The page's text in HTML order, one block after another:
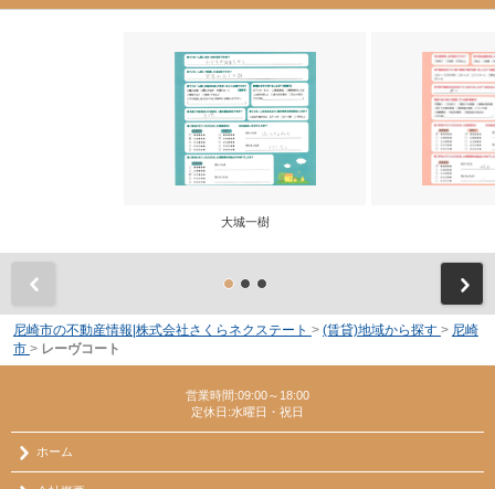
大城一樹
尼崎市の不動産情報|株式会社さくらネクステート > (賃貸)地域から探す > 尼崎
市 > レーヴコート
営業時間:09:00～18:00
定休日:水曜日・祝日
ホーム